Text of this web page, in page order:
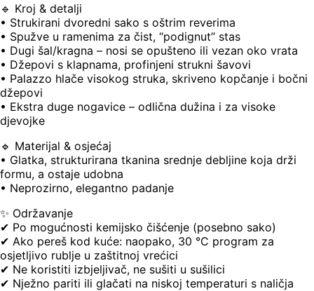
🔹 Kroj & detalji
• Strukirani dvoredni sako s oštrim reverima
• Spužve u ramenima za čist, “podignut” stas
• Dugi šal/kragna – nosi se opušteno ili vezan oko vrata
• Džepovi s klapnama, profinjeni strukni šavovi
• Palazzo hlače visokog struka, skriveno kopčanje i bočni
džepovi
• Ekstra duge nogavice – odlična dužina i za visoke
djevojke
🔹 Materijal & osjećaj
• Glatka, strukturirana tkanina srednje debljine koja drži
formu, a ostaje udobna
• Neprozirno, elegantno padanje
✨ Održavanje
✔ Po mogućnosti kemijsko čišćenje (posebno sako)
✔ Ako pereš kod kuće: naopako, 30 °C program za
osjetljivo rublje u zaštitnoj vrećici
✔ Ne koristiti izbjeljivač, ne sušiti u sušilici
✔ Nježno pariti ili glačati na niskoj temperaturi s naličja